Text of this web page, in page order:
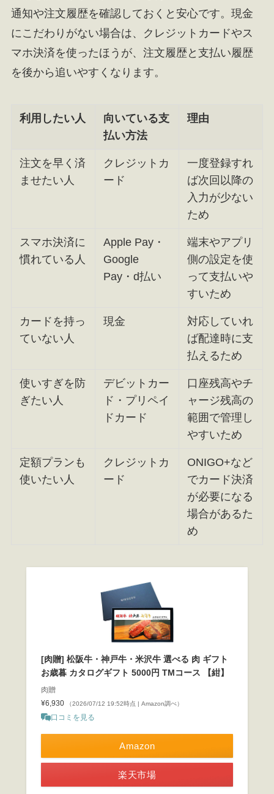
通知や注文履歴を確認しておくと安心です。現金
にこだわりがない場合は、クレジットカードやス
マホ決済を使ったほうが、注文履歴と支払い履歴
を後から追いやすくなります。
利用したい人
向いている支
払い方法
理由
注文を早く済
ませたい人
クレジットカ
ード
一度登録すれ
ば次回以降の
入力が少ない
ため
スマホ決済に
慣れている人
Apple Pay・
Google
Pay・d払い
端末やアプリ
側の設定を使
って支払いや
すいため
カードを持っ
ていない人
現金
対応していれ
ば配達時に支
払えるため
使いすぎを防
ぎたい人
デビットカー
ド・プリペイ
ドカード
口座残高やチ
ャージ残高の
範囲で管理し
やすいため
定額プランも
使いたい人
クレジットカ
ード
ONIGO+など
でカード決済
が必要になる
場合があるた
め
[肉贈] 松阪牛・神戸牛・米沢牛 選べる 肉 ギフト
お歳暮 カタログギフト 5000円 TMコース 【紺】
肉贈
¥6,930
（2026/07/12 19:52時点 | Amazon調べ）
口コミを見る
Amazon
楽天市場